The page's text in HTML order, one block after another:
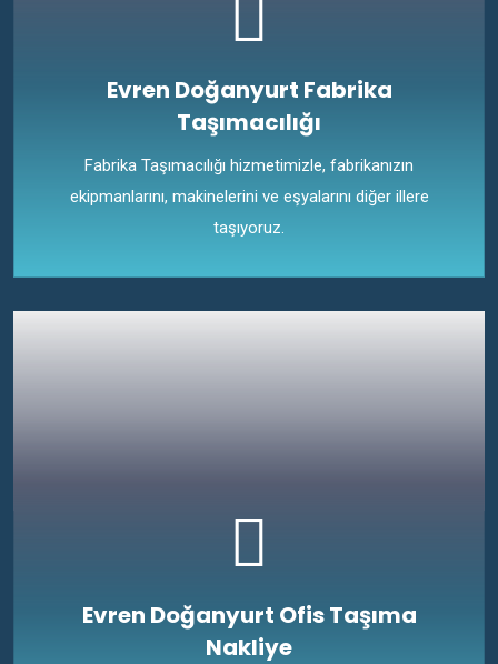
Evren Doğanyurt Fabrika
Taşımacılığı
Fabrika Taşımacılığı hizmetimizle, fabrikanızın
ekipmanlarını, makinelerini ve eşyalarını diğer illere
taşıyoruz.
Evren Doğanyurt Ofis Taşıma
Nakliye